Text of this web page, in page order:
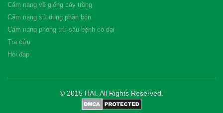
Cẩm nang về giống cây trồng
Cẩm nang sử dụng phân bón
Cẩm nang phòng trừ sâu bệnh cỏ dại
Tra cứu
Hỏi đáp
© 2015 HAI. All Rights Reserved.